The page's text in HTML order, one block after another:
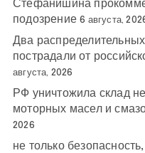
Стефанишина
подозрение 6 августа,
Два
пострадали от
августа, 2026
РФ уничтожила склад
моторных масел и
2026
не только